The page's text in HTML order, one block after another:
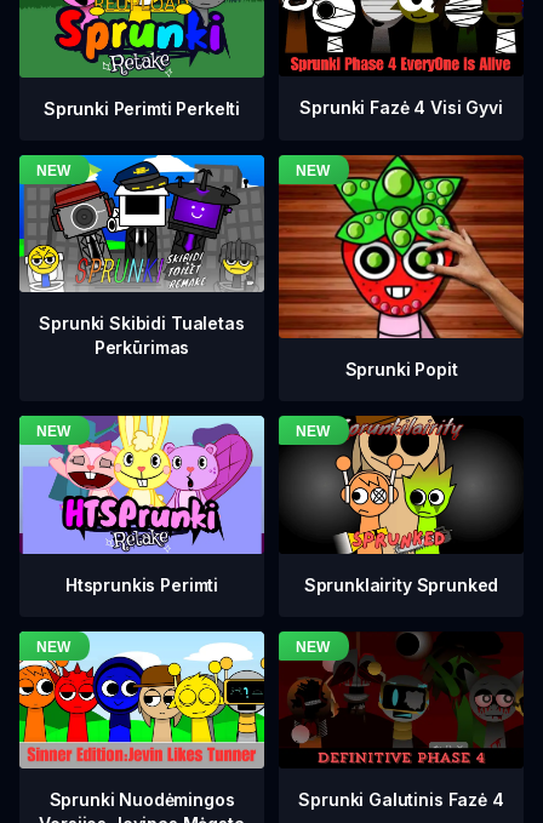
Sprunki Perimti Perkelti Sprunki Fazė 4 Visi Gyvi
Sprunki Skibidi Tualetas
Perkūrimas
Sprunki Popit
Htsprunkis Perimti Sprunklairity Sprunked
Sprunki Nuodėmingos
Sprunki Galutinis Fazė 4